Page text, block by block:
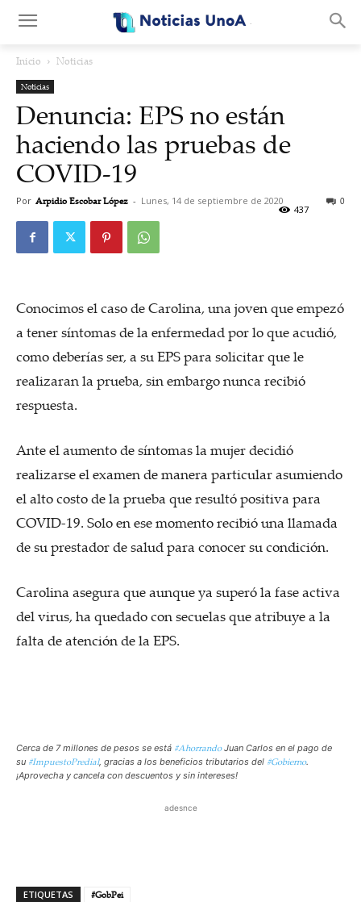
Inicio Noticias
Noticias
Denuncia: EPS no están
haciendo las pruebas de
COVID-19
Por Arpidio Escobar López - Lunes, 14 de septiembre de 2020 0
437
Conocimos el caso de Carolina, una joven que empezó
a tener síntomas de la enfermedad por lo que acudió,
como deberías ser, a su EPS para solicitar que le
realizaran la prueba, sin embargo nunca recibió
respuesta.
Ante el aumento de síntomas la mujer decidió
realizarse el examen de manera particular asumiendo
el alto costo de la prueba que resultó positiva para
COVID-19. Solo en ese momento recibió una llamada
de su prestador de salud para conocer su condición.
Carolina asegura que aunque ya superó la fase activa
del virus, ha quedado con secuelas que atribuye a la
falta de atención de la EPS.
Cerca de 7 millones de pesos se está #AhorrandoJuan Carlos en el pago de
su #ImpuestoPredial, gracias a los beneficios tributarios del #Gobierno.
¡Aprovecha y cancela con descuentos y sin intereses!
adesnce
ETIQUETAS #GobPei